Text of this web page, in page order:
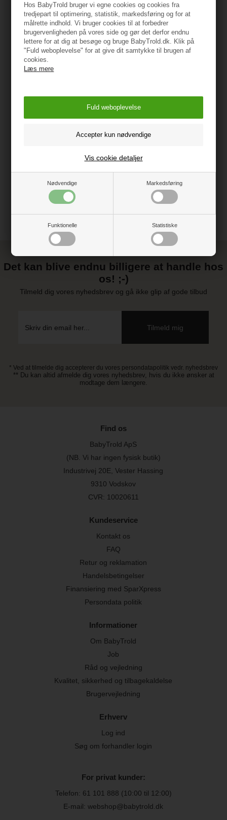
Hos BabyTrold bruger vi egne cookies og cookies fra
tredjepart til optimering, statistik, markedsføring og for at
målrette indhold. Vi bruger cookies til at forbedrer
brugervenligheden på vores side og gør det derfor endnu
lettere for at dig at besøge og bruge BabyTrold.dk. Klik på
"Fuld weboplevelse" for at give dit samtykke til brugen af
cookies.
Læs mere
Nødvendige Markedsføring
Funktionelle Statistiske
Vis cookie detaljer
og nøjes med 1 stel, som dækker behovet for både
barnevogn og klapvogn. Passer til TRILLE
Dream/Hippa Light Ebony Fodpose medfølger. Mål:
Liggemål: 94 cm Ryg (HxB): 50 x 38 cm Sæde (BxD):
33 x 29 cm Vægt: 6 kg
Det viste stel medfølger ikke.
Specifikationer
Vejledning
Det kan blive endnu billigere at handle hos
os! ;-)
Tilmeld dig vores nyhedsbrev og gå ikke glip af gode tilbud
* Ved at tilmelde dig accepterer du vores persondatapolitik vedr. nyhedsbrev
** Du kan altid afmelde dig vores nyhedsbrev, hvis du ikke ønsker at
modtage dem længere.
Find os
BabyTrold ApS
(NB. Vi har ingen fysisk butik)
Industrivej 20E, Vester Hassing
9310 Vodskov
CVR: 10020611
Kundeservice
Kontakt os
FAQ
Retur og reklamation
Handelsbetingelser
Finansiering med SparXpress
Persondata politik
Informationer
Om BabyTrold
Job
Råd og vejledning
Kvalitet, sikkerhed og tilbagekaldelse
Brugervejledning
Erhverv
Log ind
Søg om forhandler login
For privat kunder:
Telefon: 61 101 888 (10:00 til 12:00)
E-mail: webshop@babytrold.dk